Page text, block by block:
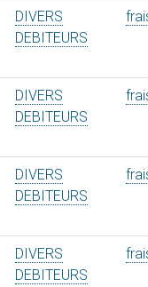
DIVERS
DEBITEURS
DIVERS
DEBITEURS
DIVERS
DEBITEURS
DIVERS
DEBITEURS